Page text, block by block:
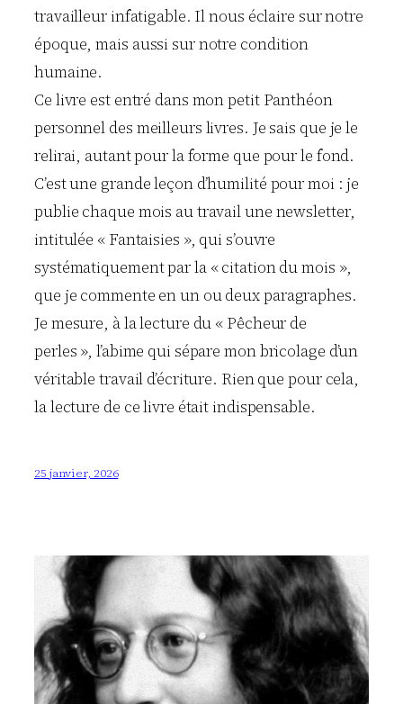
travailleur infatigable. Il nous éclaire sur notre
époque, mais aussi sur notre condition
humaine.
Ce livre est entré dans mon petit Panthéon
personnel des meilleurs livres. Je sais que je le
relirai, autant pour la forme que pour le fond.
C’est une grande leçon d’humilité pour moi : je
publie chaque mois au travail une newsletter,
intitulée « Fantaisies », qui s’ouvre
systématiquement par la « citation du mois »,
que je commente en un ou deux paragraphes.
Je mesure, à la lecture du « Pêcheur de
perles », l’abime qui sépare mon bricolage d’un
véritable travail d’écriture. Rien que pour cela,
la lecture de ce livre était indispensable.
25 janvier, 2026